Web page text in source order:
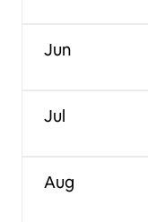
Jun
Jul
Aug